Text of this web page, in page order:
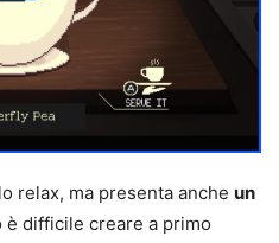
relax, ma presenta anche un
è difficile creare a primo